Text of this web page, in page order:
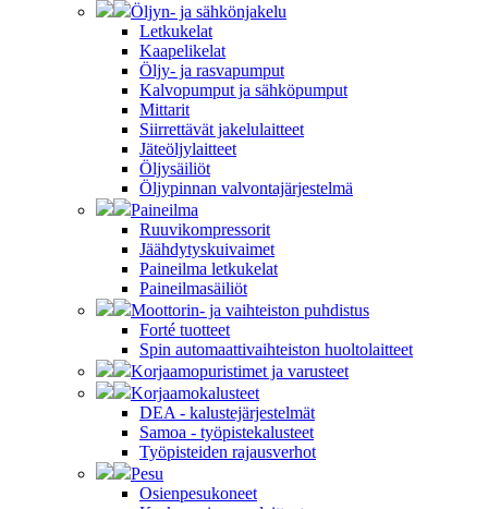
Öljyn- ja sähkönjakelu
Letkukelat
Kaapelikelat
Öljy- ja rasvapumput
Kalvopumput ja sähköpumput
Mittarit
Siirrettävät jakelulaitteet
Jäteöljylaitteet
Öljysäiliöt
Öljypinnan valvontajärjestelmä
Paineilma
Ruuvikompressorit
Jäähdytyskuivaimet
Paineilma letkukelat
Paineilmasäiliöt
Moottorin- ja vaihteiston puhdistus
Forté tuotteet
Spin automaattivaihteiston huoltolaitteet
Korjaamopuristimet ja varusteet
Korjaamokalusteet
DEA - kalustejärjestelmät
Samoa - työpistekalusteet
Työpisteiden rajausverhot
Pesu
Osienpesukoneet